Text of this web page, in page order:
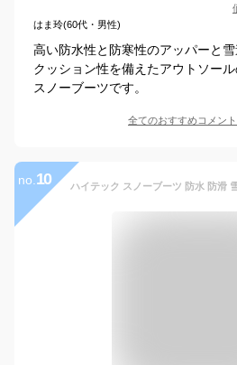
はま玲(60代・男性)
高い防水性と防寒性のアッパーと
クッション性を備えたアウトソー
スノーブーツです。
全てのおすすめコメント
no. 10